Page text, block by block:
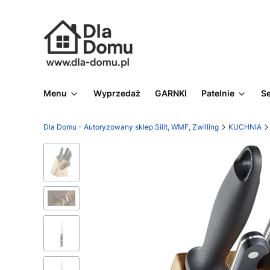
Menu Wyprzedaż GARNKI Patelnie
Dla Domu - Autoryzowany sklep Silit, WMF, Zwilling KUCHNIA